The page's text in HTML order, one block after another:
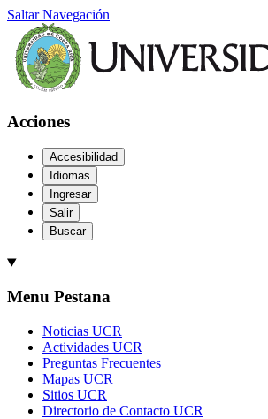
Saltar Navegación
Acciones
Accesibilidad
Idiomas
Ingresar
Salir
Buscar
Menu Pestana
Noticias UCR
Actividades UCR
Preguntas Frecuentes
Mapas UCR
Sitios UCR
Directorio de Contacto UCR